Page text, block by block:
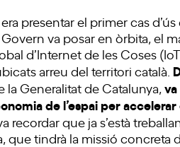
presentar el primer cas
va posar en òrbita, el
d’Internet de les Coses
arreu del territori català.
la Generalitat de Catalunya,
de l’espai per
recordar que ja s’està
que tindrà la missió concreta